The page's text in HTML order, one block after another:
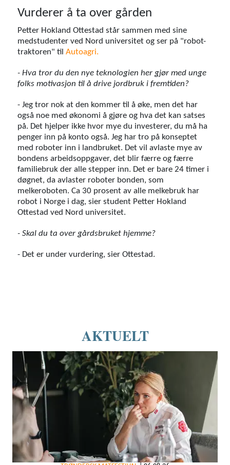
Vurderer å ta over gården
Petter Hokland Ottestad står sammen med sine
medstudenter ved Nord universitet og ser på "robot-
traktoren" tilAutoagri.
- Hva tror du den nye teknologien her gjør med unge
folks motivasjon til å drive jordbruk i fremtiden?
- Jeg tror nok at den kommer til å øke, men det har
også noe med økonomi å gjøre og hva det kan satses
på. Det hjelper ikke hvor mye du investerer, du må ha
penger inn på konto også. Jeg har tro på konseptet
med roboter inn i landbruket. Det vil avlaste mye av
bondens arbeidsoppgaver, det blir færre og færre
familiebruk der alle stepper inn. Det er bare 24 timer i
døgnet, da avlaster roboter bonden, som
melkeroboten. Ca 30 prosent av alle melkebruk har
robot i Norge i dag, sier student Petter Hokland
Ottestad ved Nord universitet.
- Skal du ta over gårdsbruket hjemme?
- Det er under vurdering, sier Ottestad.
AKTUELT